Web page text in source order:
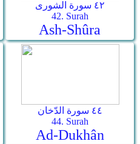
٤٢ سورة الشورى
42. Surah
Ash-Shûra
٤٤ سورة الدّخان
44. Surah
Ad-Dukhân